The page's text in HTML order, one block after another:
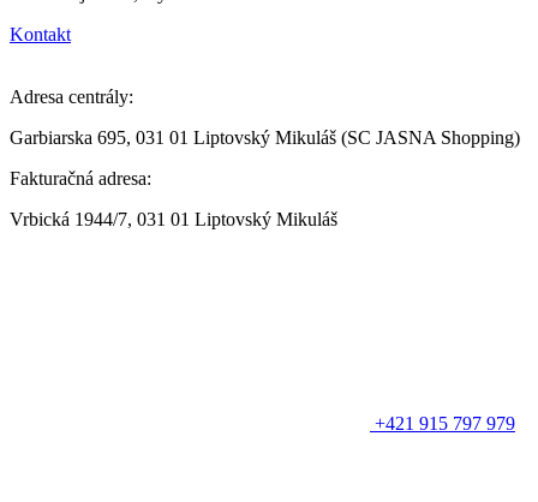
Kontakt
Adresa centrály:
Garbiarska 695, 031 01 Liptovský Mikuláš (SC JASNA Shopping)
Fakturačná adresa:
Vrbická 1944/7, 031 01 Liptovský Mikuláš
+421 915 797 979